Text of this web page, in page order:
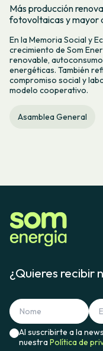
Más producción
fotovoltaicas y mayor
En la Memoria Social y
crecimiento de Som
renovable,
energéticas. También
compromiso social y
modelo cooperativo.
Asamblea General
¿Quieres recibir
Al suscribirte a la
nuestraPolítica de